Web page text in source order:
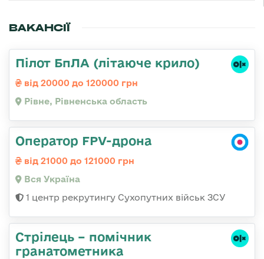
ВАКАНСІЇ
Пілот БпЛА (літаюче крило)
від 20000 до 120000 грн
Рівне, Рівненська область
Оператор FPV-дрона
від 21000 до 121000 грн
Вся Україна
1 центр рекрутингу Сухопутних військ ЗСУ
Стрілець – помічник
гранатометника